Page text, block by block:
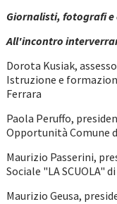
Giornalisti, fotografi
All'incontro
Dorota Kusiak,
Istruzione e
Ferrara
Paola Peruffo,
Opportunità Comune
Maurizio Passerini,
Sociale "LA SCUOLA"
Maurizio Geusa,